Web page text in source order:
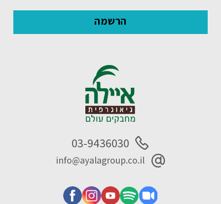
03-9436030
info@ayalagroup.co.il